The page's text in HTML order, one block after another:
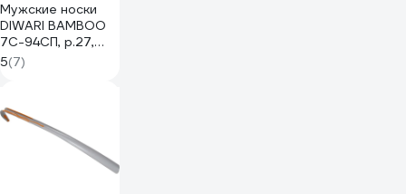
Мужские носки
DIWARI BAMBOO
7С-94СП, р.27,
000 черный
1001330110030012000
5(7)